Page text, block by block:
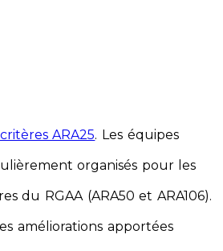
ARA25. Les équipes
organisés pour les
du RGAA (ARA50 et ARA106).
améliorations apportées